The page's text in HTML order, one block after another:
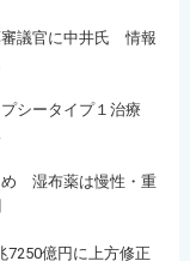
議官に中井氏 情報
シータイプ１治療
め 湿布薬は慢性・重
7250億円に上方修正